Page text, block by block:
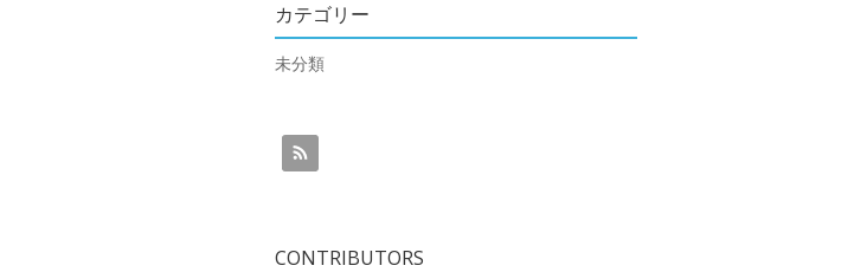
カテゴリー
未分類
CONTRIBUTORS